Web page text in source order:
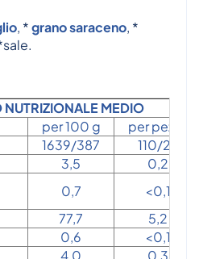
, *grano saraceno, *
NUTRIZIONALE MEDIO
per 100 g
per pezzo
1639/387
110/26
3,5
0,2
0,7
<0,1
77,7
5,2
0,6
<0,1
4,0
0,3